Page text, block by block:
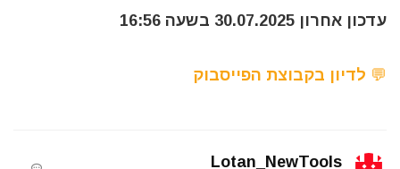
עדכון אחרון 30.07.2025 בשעה 16:56
💬 לדיון בקבוצת הפייסבוק
Lotan_NewTools